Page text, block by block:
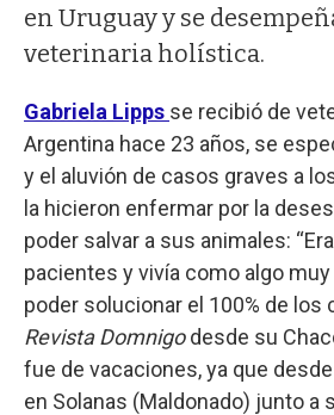
en Uruguay y se
veterinaria holística.
Gabriela Lipps se recibió de
Argentina hace 23 años, se
y el aluvión de casos graves a
la hicieron enfermar por la
poder salvar a sus animales:
pacientes y vivía como algo
poder solucionar el 100% de los
Revista Domnigodesde su
fue de vacaciones, ya que
en Solanas (Maldonado) junto a